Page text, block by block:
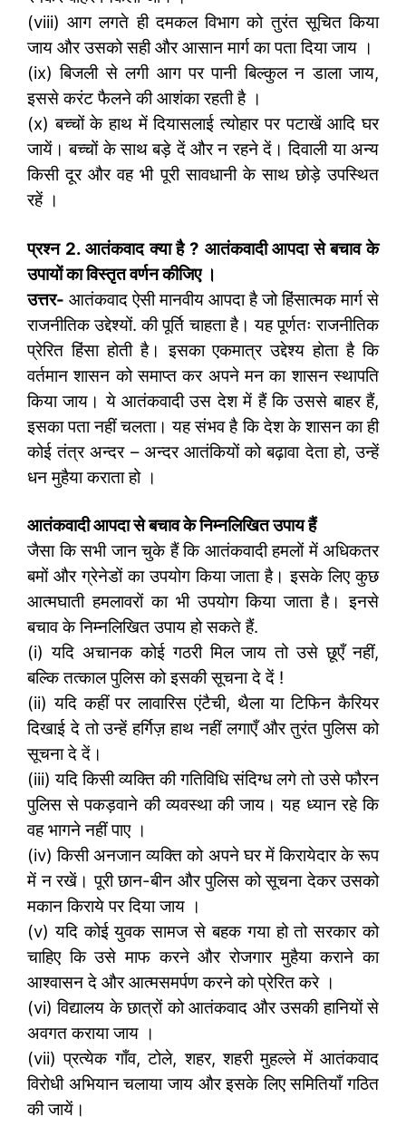
(viii) आग लगते ही दमकल विभाग को तुरंत सूचित किया
जाय और उसको सही और आसान मार्ग का पता दिया जाय ।
(ix) बिजली से लगी आग पर पानी बिल्कुल न डाला जाय,
इससे करंट फैलने की आशंका रहती है ।
(x) बच्चों के हाथ में दियासलाई त्योहार पर पटाखें आदि घर
जायें। बच्चों के साथ बड़े दें और न रहने दें। दिवाली या अन्य
किसी दूर और वह भी पूरी सावधानी के साथ छोड़े उपस्थित
रहें ।
प्रश्न 2. आतंकवाद क्या है? आतंकवादी आपदा से बचाव के
उपायों का विस्तृत वर्णन कीजिए ।
उत्तर- आतंकवाद ऐसी मानवीय आपदा है जो हिंसात्मक मार्ग से
राजनीतिक उद्देश्यों. की पूर्ति चाहता है। यह पूर्णतः राजनीतिक
प्रेरित हिंसा होती है। इसका एकमात्र उद्देश्य होता है कि
वर्तमान शासन को समाप्त कर अपने मन का शासन स्थापति
किया जाय। ये आतंकवादी उस देश में हैं कि उससे बाहर हैं,
इसका पता नहीं चलता। यह संभव है कि देश के शासन का ही
कोई तंत्र अन्दर – अन्दर आतंकियों को बढ़ावा देता हो, उन्हें
धन मुहैया कराता हो ।
आतंकवादी आपदा से बचाव के निम्नलिखित उपाय हैं
जैसा कि सभी जान चुके हैं कि आतंकवादी हमलों में अधिकतर
बमों और ग्रेनेडों का उपयोग किया जाता है। इसके लिए कुछ
आत्मघाती हमलावरों का भी उपयोग किया जाता है। इनसे
बचाव के निम्नलिखित उपाय हो सकते हैं.
(i) यदि अचानक कोई गठरी मिल जाय तो उसे छूएँ नहीं,
बल्कि तत्काल पुलिस को इसकी सूचना दे दें !
(ii) यदि कहीं पर लावारिस एंटैची, थैला या टिफिन कैरियर
दिखाई दे तो उन्हें हर्गिज़ हाथ नहीं लगाएँ और तुरंत पुलिस को
सूचना दे दें।
(iii) यदि किसी व्यक्ति की गतिविधि संदिग्ध लगे तो उसे फौरन
पुलिस से पकड़वाने की व्यवस्था की जाय। यह ध्यान रहे कि
वह भागने नहीं पाए ।
(iv) किसी अनजान व्यक्ति को अपने घर में किरायेदार के रूप
में न रखें। पूरी छान-बीन और पुलिस को सूचना देकर उसको
मकान किराये पर दिया जाय ।
(v) यदि कोई युवक सामज से बहक गया हो तो सरकार को
चाहिए कि उसे माफ करने और रोजगार मुहैया कराने का
आश्वासन दे और आत्मसमर्पण करने को प्रेरित करे ।
(vi) विद्यालय के छात्रों को आतंकवाद और उसकी हानियों से
अवगत कराया जाय ।
(vii) प्रत्येक गाँव, टोले, शहर, शहरी मुहल्ले में आतंकवाद
विरोधी अभियान चलाया जाय और इसके लिए समितियाँ गठित
की जायें।